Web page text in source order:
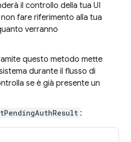
il controllo della tua UI
fare riferimento alla tua
verranno
questo metodo mette
durante il flusso di
se è già presente un
: